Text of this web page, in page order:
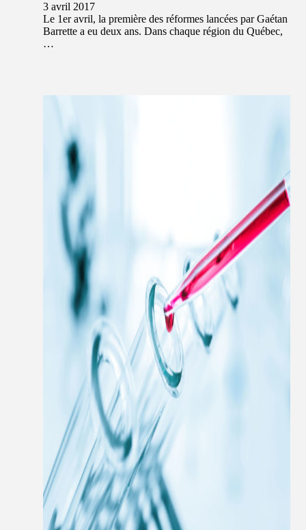
3 avril 2017
Le 1er avril, la première des réformes lancées par Gaétan
Barrette a eu deux ans. Dans chaque région du Québec,
…